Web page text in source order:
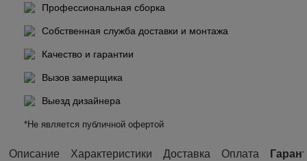
Профессиональная сборка
Собственная служба доставки и монтажа
Качество и гарантии
Вызов замерщика
Выезд дизайнера
*Не является публичной офертой
Описание Характеристики Доставка Оплата